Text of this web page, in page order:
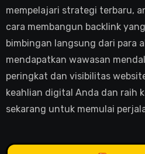
mempelajari strategi terbaru,
cara membangun backlink
bimbingan langsung dari para
mendapatkan wawasan
peringkat dan visibilitas
keahlian digital Anda dan raih
sekarang untuk memulai